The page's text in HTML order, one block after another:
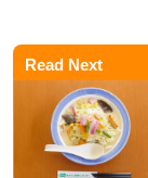
Read Next